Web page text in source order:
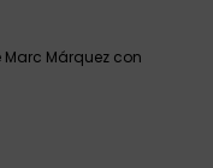
Marc Márquez con